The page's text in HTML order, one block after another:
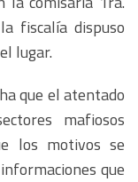
fiscalía dispuso
lugar.
que el atentado
mafiosos
los motivos se
que